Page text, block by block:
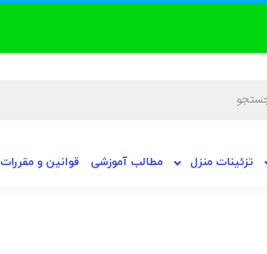
تزئینات منزل مطالب آموزشی قوانین و مقررات